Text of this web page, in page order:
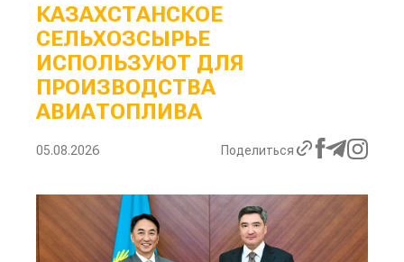
КАЗАХСТАНСКОЕ
СЕЛЬХОЗСЫРЬЕ
ИСПОЛЬЗУЮТ ДЛЯ
ПРОИЗВОДСТВА
АВИАТОПЛИВА
05.08.2026 Поделиться